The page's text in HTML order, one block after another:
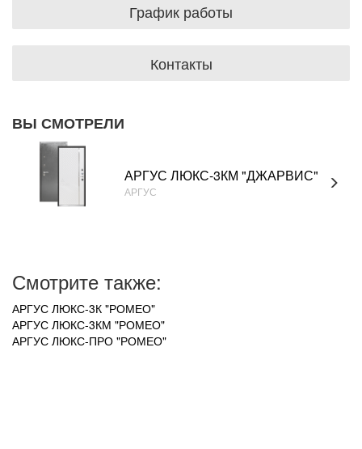
График работы
Контакты
ВЫ СМОТРЕЛИ
АРГУС ЛЮКС-3КМ "ДЖАРВИС"
АРГУС
Смотрите также:
АРГУС ЛЮКС-3К "РОМЕО"
АРГУС ЛЮКС-3КМ "РОМЕО"
АРГУС ЛЮКС-ПРО "РОМЕО"